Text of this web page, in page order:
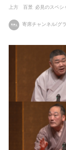
上方 百景 必見のスペシ
寄席チャンネル/グ